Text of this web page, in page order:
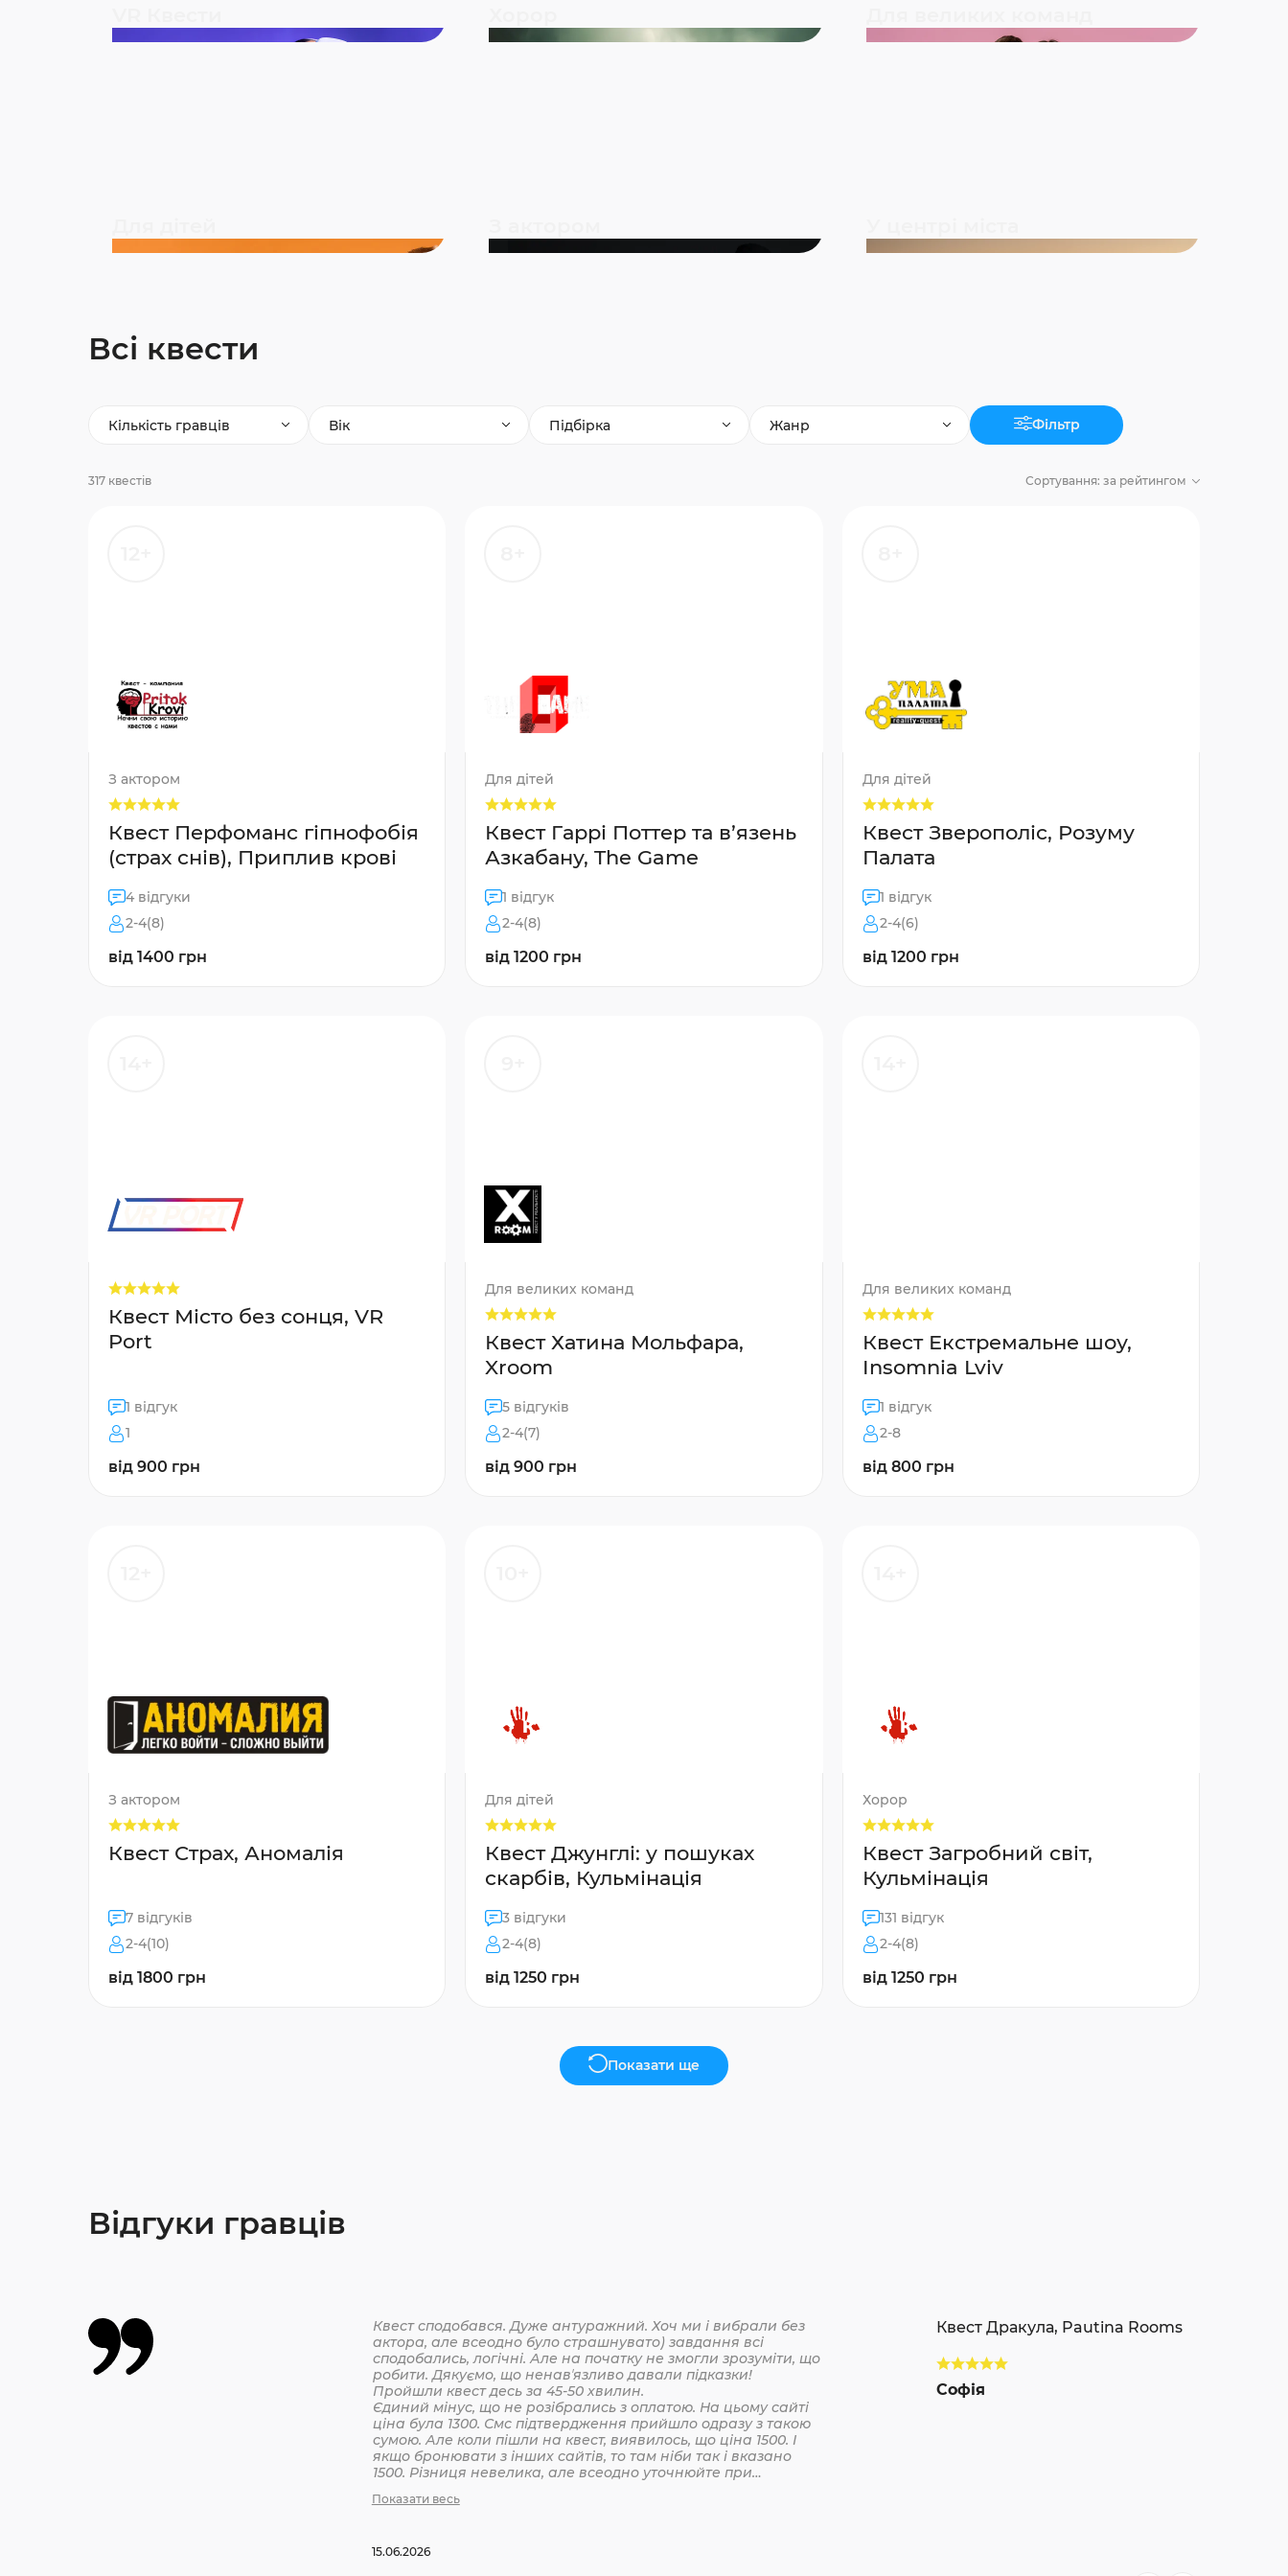
Всі квести
Кількість гравців Вік Підбірка Жанр Фільтр
317 квестів Сортування: за рейтингом
З актором
Квест Перфоманс гіпнофобія
(страх снів), Приплив крові
4 відгуки
2-4(8)
від 1400 грн
Для дітей
Квест Гаррі Поттер та в’язень
Азкабану, The Game
1 відгук
2-4(8)
від 1200 грн
Для дітей
Квест Зверополіс, Розуму
Палата
1 відгук
2-4(6)
від 1200 грн
Квест Місто без сонця, VR
Port
1 відгук
1
від 900 грн
Для великих команд
Квест Хатина Мольфара,
Xroom
5 відгуків
2-4(7)
від 900 грн
Для великих команд
Квест Екстремальне шоу,
Insomnia Lviv
1 відгук
2-8
від 800 грн
З актором
Квест Страх, Аномалія
7 відгуків
2-4(10)
від 1800 грн
Для дітей
Квест Джунглі: у пошуках
скарбів, Кульмінація
3 відгуки
2-4(8)
від 1250 грн
Хорор
Квест Загробний світ,
Кульмінація
131 відгук
2-4(8)
від 1250 грн
Показати ще
Відгуки гравців
Квест сподобався. Дуже антуражний. Хоч ми і вибрали без
актора, але всеодно було страшнувато) завдання всі
сподобались, логічні. Але на початку не змогли зрозуміти, що
робити. Дякуємо, що ненавʼязливо давали підказки!
Пройшли квест десь за 45-50 хвилин.
Єдиний мінус, що не розібрались з оплатою. На цьому сайті
ціна була 1300. Смс підтвердження прийшло одразу з такою
сумою. Але коли пішли на квест, виявилось, що ціна 1500. І
якщо бронювати з інших сайтів, то там ніби так і вказано
1500. Різниця невелика, але всеодно уточнюйте при
Показати весь
15.06.2026
Квест Дракула, Pautina Rooms
Софія